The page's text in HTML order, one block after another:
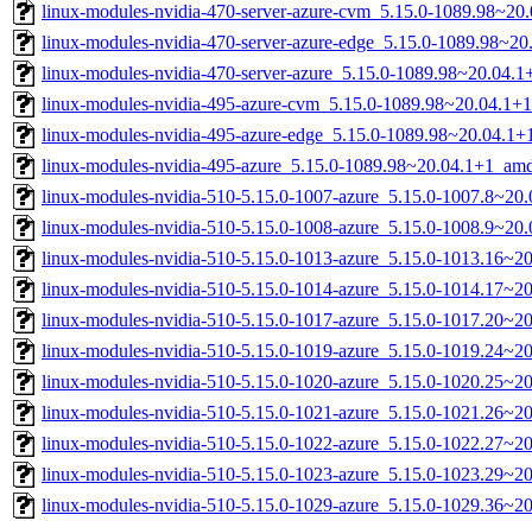
linux-modules-nvidia-470-server-azure-cvm_5.15.0-
linux-modules-nvidia-470-server-azure-edge_5.15.0-
linux-modules-nvidia-470-server-azure_5.15.0-
linux-modules-nvidia-495-azure-cvm_5.15.0-
linux-modules-nvidia-495-azure-edge_5.15.0-
linux-modules-nvidia-495-azure_5.15.0-
linux-modules-nvidia-510-5.15.0-1007-azure_5.15.0-
linux-modules-nvidia-510-5.15.0-1008-azure_5.15.0-
linux-modules-nvidia-510-5.15.0-1013-azure_5.15.0-
linux-modules-nvidia-510-5.15.0-1014-azure_5.15.0-
linux-modules-nvidia-510-5.15.0-1017-azure_5.15.0-
linux-modules-nvidia-510-5.15.0-1019-azure_5.15.0-
linux-modules-nvidia-510-5.15.0-1020-azure_5.15.0-
linux-modules-nvidia-510-5.15.0-1021-azure_5.15.0-
linux-modules-nvidia-510-5.15.0-1022-azure_5.15.0-
linux-modules-nvidia-510-5.15.0-1023-azure_5.15.0-
linux-modules-nvidia-510-5.15.0-1029-azure_5.15.0-